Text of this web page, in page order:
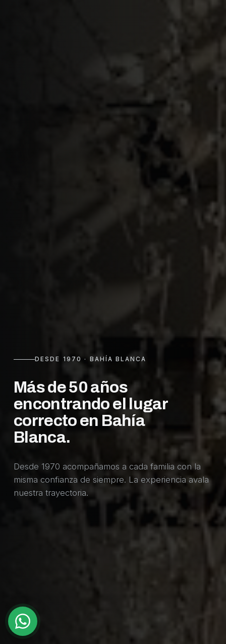
DESDE 1970 · BAHÍA BLANCA
Más de 50 años
encontrando el lugar
correcto en Bahía
Blanca.
Desde 1970 acompañamos a cada familia con la
misma confianza de siempre. La experiencia avala
nuestra trayectoria.